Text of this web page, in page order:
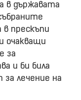
в държавата
прескъпи
очакващи
за
и би била
лечение на